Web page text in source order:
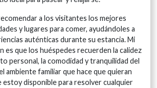
a los visitantes los mejores
y lugares para comer, ayudándoles a
auténticas durante su estancia. Mi
es que los huéspedes recuerden la calidez
personal, la comodidad y tranquilidad del
ambiente familiar que hace que quieran
estoy disponible para resolver cualquier